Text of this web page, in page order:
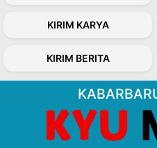
KIRIM KARYA
KIRIM BERITA